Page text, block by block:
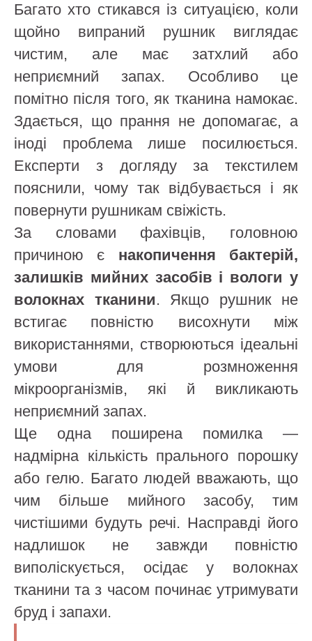
Багато хто стикався із ситуацією, коли
щойно випраний рушник виглядає
чистим, але має затхлий або
неприємний запах. Особливо це
помітно після того, як тканина намокає.
Здається, що прання не допомагає, а
іноді проблема лише посилюється.
Експерти з догляду за текстилем
пояснили, чому так відбувається і як
повернути рушникам свіжість.
За словами фахівців, головною
причиною є накопичення бактерій,
залишків мийних засобів і вологи у
волокнах тканини. Якщо рушник не
встигає повністю висохнути між
використаннями, створюються ідеальні
умови для розмноження
мікроорганізмів, які й викликають
неприємний запах.
Ще одна поширена помилка —
надмірна кількість прального порошку
або гелю. Багато людей вважають, що
чим більше мийного засобу, тим
чистішими будуть речі. Насправді його
надлишок не завжди повністю
виполіскується, осідає у волокнах
тканини та з часом починає утримувати
бруд і запахи.